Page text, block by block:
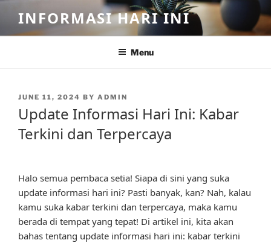
content
INFORMASI HARI INI
Menu
POSTED
JUNE 11, 2024 BY ADMIN
Update Informasi Hari Ini: Kabar
Terkini dan Terpercaya
Halo semua pembaca setia! Siapa di sini yang suka
update informasi hari ini? Pasti banyak, kan? Nah, kalau
kamu suka kabar terkini dan terpercaya, maka kamu
berada di tempat yang tepat! Di artikel ini, kita akan
bahas tentang update informasi hari ini: kabar terkini